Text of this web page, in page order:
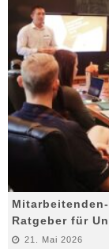
Ratgeber für
21. Mai 2026